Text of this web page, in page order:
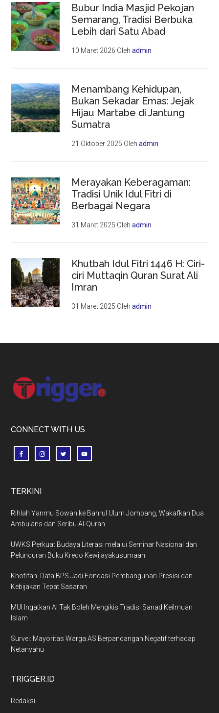
Bubur India Masjid Pekojan
Semarang, Tradisi Berbuka
Lebih dari Satu Abad
10 Maret 2026 Olehadmin
Menambang Kehidupan,
Bukan Sekadar Emas: Jejak
Hijau Martabe di Jantung
Sumatra
21 Oktober 2025 Olehadmin
Merayakan Keberagaman:
Tradisi Unik Idul Fitri di
Berbagai Negara
31 Maret 2025 Olehadmin
Khutbah Idul Fitri 1446 H: Ciri-
ciri Muttaqin Quran Surat Ali
Imran
31 Maret 2025 Olehadmin
Footer
CONNECT WITH US
TERKINI
Rihlah Yanmu Sowan ke Bahrul Ulum Jombang, Wakafkan Dua
Ambulans dan Seribu Al-Quran
UWKS Perkuat Budaya Literasi melalui Seminar Nasional dan
Peluncuran Buku Kredo Kewijayakusumaan
Khofifah: Data BPS Jadi Fondasi Pembangunan Presisi dan
Kebijakan Tepat Sasaran
MUI Ingatkan AI Tak Boleh Mengikis Tradisi Sanad Keilmuan
Islam
Survei: Mayoritas Warga AS Berpandangan Negatif terhadap
Netanyahu
TRIGGER.ID
Redaksi